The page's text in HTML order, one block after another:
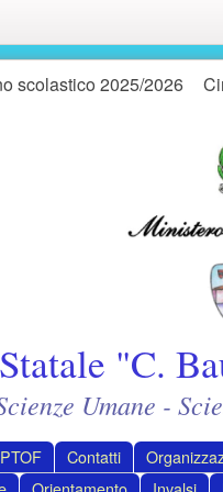
scolastico 2025/2026
"C.
Umane -
PTOF Contatti